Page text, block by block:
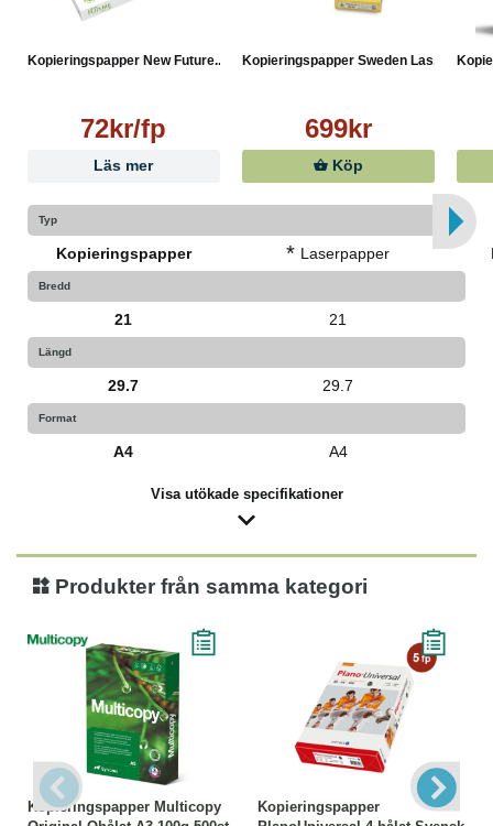
Kopieringspapper New Future...
72kr/fp
Läs mer
Kopieringspapper Sweden Las...
699kr
Köp
Typ
Kopieringspapper * Laserpapper
Bredd
21 21
Längd
29.7 29.7
Format
A4 A4
Visa utökade specifikationer
Produkter från samma kategori
Kopieringspapper Multicopy
Kopieringspapper